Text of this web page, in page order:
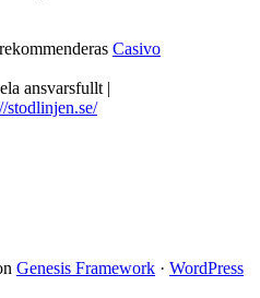
Casivo
ansvarsfullt |
stodlinjen.se/
Genesis Framework · WordPress